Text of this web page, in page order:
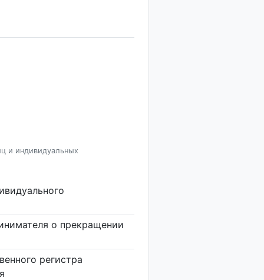
и индивидуальных
о прекращении
регистра